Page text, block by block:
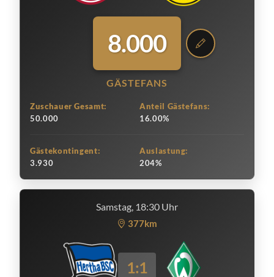
8.000
GÄSTEFANS
Zuschauer Gesamt:
50.000
Anteil Gästefans:
16.00%
Gästekontingent:
3.930
Auslastung:
204%
Samstag, 18:30 Uhr
377km
1:1